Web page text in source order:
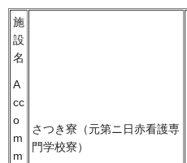
施
設
名
A
cc
o
m
m
さつき寮（元第ニ日赤看護専
門学校寮）